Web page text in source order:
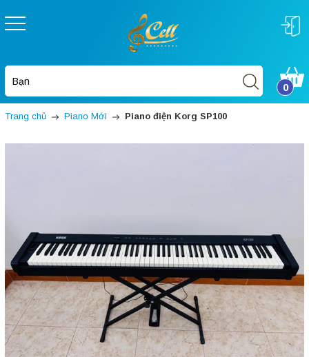
0
Trang chủ Piano Mới Piano điện Korg SP100